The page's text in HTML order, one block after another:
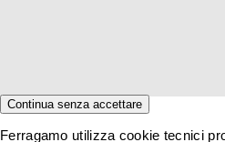
Continua senza accettare
Ferragamo utilizza cookie tecnici